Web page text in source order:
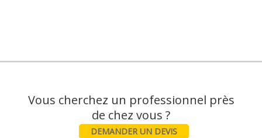
Vous cherchez un professionnel près
DEMANDER UN DEVIS